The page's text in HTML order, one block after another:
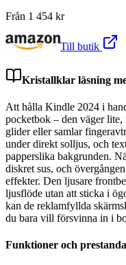
Från 1 454 kr
Till butik
Kristallklar läsning
Att hålla Kindle 2024 i
pocketbok – den väger
glider eller samlar
under direkt solljus, och
papperslika bakgrunden.
diskret sus, och
effekter. Den ljusare
ljusflöde utan att sticka i
kan de reklamfyllda
du bara vill försvinna in i
Funktioner och prestanda